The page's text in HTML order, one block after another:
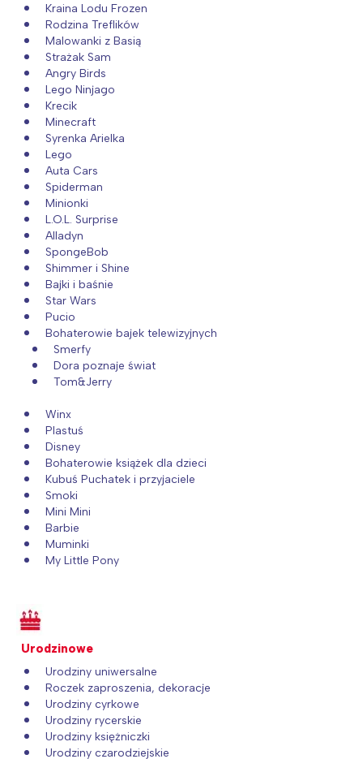
Kraina Lodu Frozen
Rodzina Treflików
Malowanki z Basią
Strażak Sam
Angry Birds
Lego Ninjago
Krecik
Minecraft
Syrenka Arielka
Lego
Auta Cars
Spiderman
Minionki
L.O.L. Surprise
Alladyn
SpongeBob
Shimmer i Shine
Bajki i baśnie
Star Wars
Pucio
Bohaterowie bajek telewizyjnych
Smerfy
Dora poznaje świat
Tom&Jerry
Winx
Plastuś
Disney
Bohaterowie książek dla dzieci
Kubuś Puchatek i przyjaciele
Smoki
Mini Mini
Barbie
Muminki
My Little Pony
Urodzinowe
Urodziny uniwersalne
Roczek zaproszenia, dekoracje
Urodziny cyrkowe
Urodziny rycerskie
Urodziny księżniczki
Urodziny czarodziejskie
Interesują mnie wydarzenia z
tego regionu: